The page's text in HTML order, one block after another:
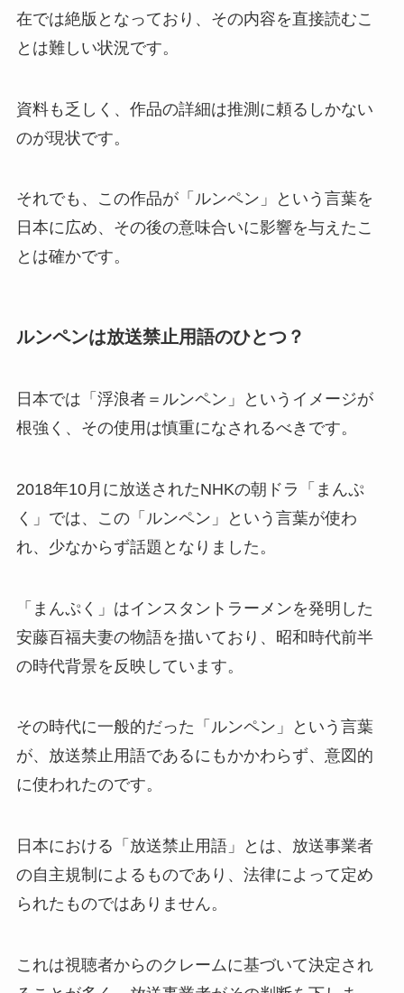
在では絶版となっており、その内容を直接読むこ
とは難しい状況です。
資料も乏しく、作品の詳細は推測に頼るしかない
のが現状です。
それでも、この作品が「ルンペン」という言葉を
日本に広め、その後の意味合いに影響を与えたこ
とは確かです。
ルンペンは放送禁止用語のひとつ？
日本では「浮浪者＝ルンペン」というイメージが
根強く、その使用は慎重になされるべきです。
2018年10月に放送されたNHKの朝ドラ「まんぷ
く」では、この「ルンペン」という言葉が使わ
れ、少なからず話題となりました。
「まんぷく」はインスタントラーメンを発明した
安藤百福夫妻の物語を描いており、昭和時代前半
の時代背景を反映しています。
その時代に一般的だった「ルンペン」という言葉
が、放送禁止用語であるにもかかわらず、意図的
に使われたのです。
日本における「放送禁止用語」とは、放送事業者
の自主規制によるものであり、法律によって定め
られたものではありません。
これは視聴者からのクレームに基づいて決定され